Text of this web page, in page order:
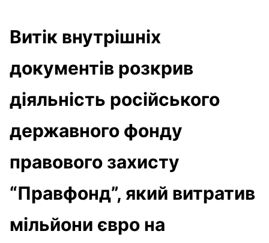
Витік внутрішніх
документів розкрив
діяльність російського
державного фонду
правового захисту
“Правфонд”, який витратив
мільйони євро на